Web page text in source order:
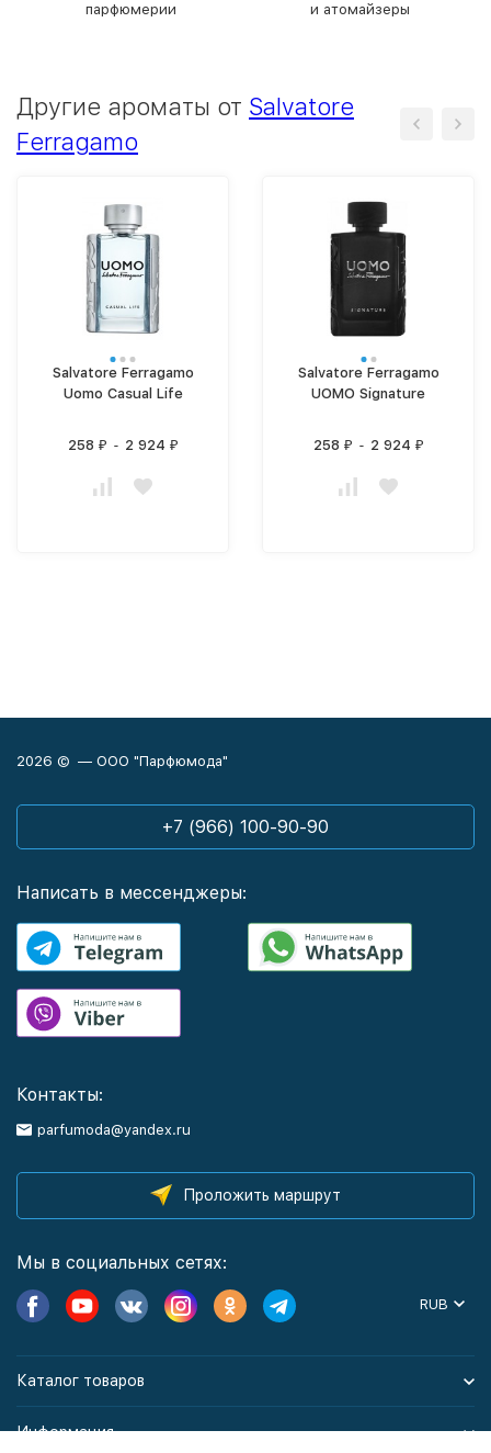
парфюмерии
и атомайзеры
Другие ароматы от Salvatore
Ferragamo
Salvatore Ferragamo
Uomo Casual Life
258 ₽ - 2 924 ₽
Salvatore Ferragamo
UOMO Signature
258 ₽ - 2 924 ₽
2026 © — ООО "Парфюмода"
+7 (966) 100-90-90
Написать в мессенджеры:
Контакты:
parfumoda@yandex.ru
Проложить маршрут
Мы в социальных сетях:
RUB
Каталог товаров
Информация